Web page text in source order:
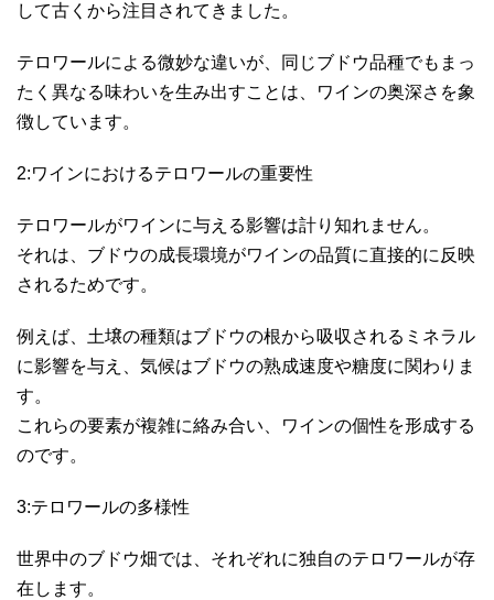
して古くから注目されてきました。
テロワールによる微妙な違いが、同じブドウ品種でもまっ
たく異なる味わいを生み出すことは、ワインの奥深さを象
徴しています。
2:ワインにおけるテロワールの重要性
テロワールがワインに与える影響は計り知れません。
それは、ブドウの成長環境がワインの品質に直接的に反映
されるためです。
例えば、土壌の種類はブドウの根から吸収されるミネラル
に影響を与え、気候はブドウの熟成速度や糖度に関わりま
す。
これらの要素が複雑に絡み合い、ワインの個性を形成する
のです。
3:テロワールの多様性
世界中のブドウ畑では、それぞれに独自のテロワールが存
在します。